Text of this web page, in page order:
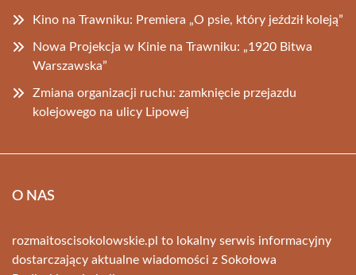
Kino na Trawniku: Premiera „O psie, który jeździł koleją”
Nowa Projekcja w Kinie na Trawniku: „1920 Bitwa
Warszawska”
Zmiana organizacji ruchu: zamknięcie przejazdu
kolejowego na ulicy Lipowej
O NAS
rozmaitoscisokolowskie.pl to lokalny serwis informacyjny
dostarczający aktualne wiadomości z Sokołowa